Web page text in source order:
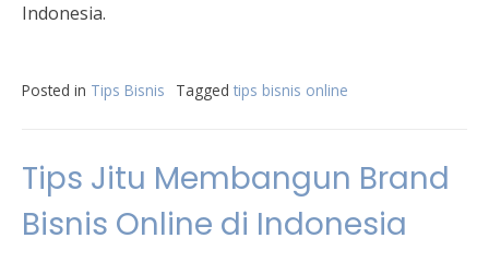
Indonesia.
Posted in Tips Bisnis Tagged tips bisnis online
Tips Jitu Membangun Brand
Bisnis Online di Indonesia